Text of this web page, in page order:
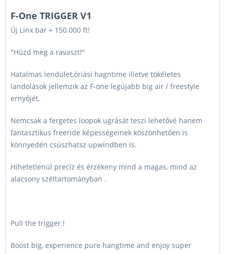
F-One TRIGGER V1
Új Linx bar + 150.000 ft!
"Húzd meg a ravaszt!"
Hatalmas lendület,óriási hagntime illetve tökéletes
landolások jellemzik az F-one legújabb big air / freestyle
ernyőjét.
Nemcsak a fergetes loopok ugrását teszi lehetővé hanem
fantasztikus freeride képességeinek köszönhetően is
könnyedén csúszhatsz upwindben is.
Hihetetlenül precíz és érzékeny mind a magas, mind az
alacsony széltartományban .
Pull the trigger !
Boost big, experience pure hangtime and enjoy super